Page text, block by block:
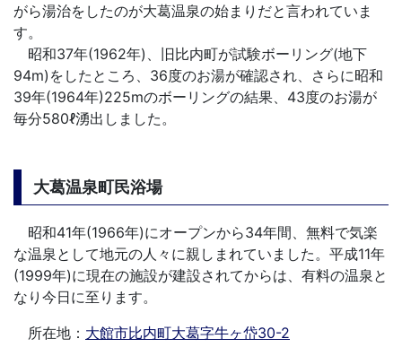
がら湯治をしたのが大葛温泉の始まりだと言われていま
す。
昭和37年(1962年)、旧比内町が試験ボーリング(地下
94m)をしたところ、36度のお湯が確認され、さらに昭和
39年(1964年)225mのボーリングの結果、43度のお湯が
毎分580ℓ湧出しました。
大葛温泉町民浴場
昭和41年(1966年)にオープンから34年間、無料で気楽
な温泉として地元の人々に親しまれていました。平成11年
(1999年)に現在の施設が建設されてからは、有料の温泉と
なり今日に至ります。
所在地： 大館市比内町大葛字牛ヶ岱30-2